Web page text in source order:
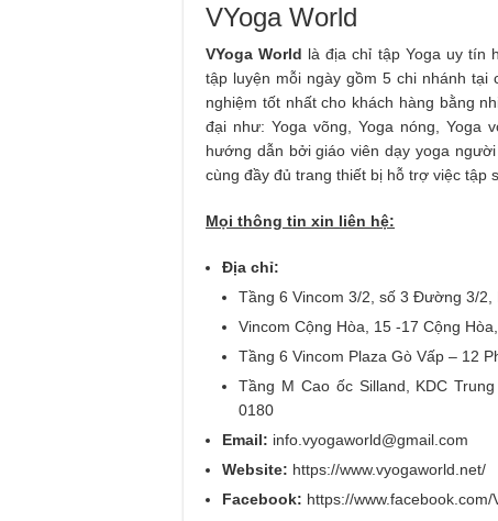
VYoga World
VYoga World là địa chỉ tập Yoga uy tín
tập luyện mỗi ngày gồm 5 chi nhánh tại
nghiệm tốt nhất cho khách hàng bằng
đại như: Yoga võng, Yoga nóng,
hướng dẫn bởi giáo viên dạy yoga
cùng đầy đủ trang thiết bị hỗ trợ việc tập
Mọi thông tin xin liên hệ:
Địa chỉ:
Tầng 6 Vincom 3/2, số 3 Đường 3/2,
Vincom Cộng Hòa, 15 -17 Cộng
Tầng 6 Vincom Plaza Gò Vấp – 12
Tầng M Cao ốc Silland, KDC
0180
Email: info.vyogaworld@gmail.com
Website: https://www.vyogaworld.net/
Facebook: https://www.facebook.com/